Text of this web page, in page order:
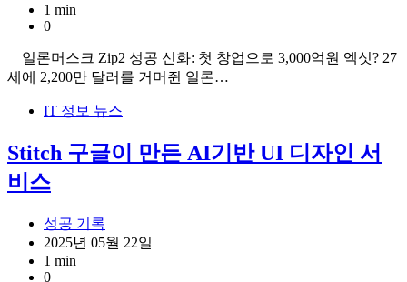
1 min
0
일론머스크 Zip2 성공 신화: 첫 창업으로 3,000억원 엑싯? 27
세에 2,200만 달러를 거머쥔 일론…
IT 정보 뉴스
Stitch 구글이 만든 AI기반 UI 디자인 서
비스
성공 기록
2025년 05월 22일
1 min
0